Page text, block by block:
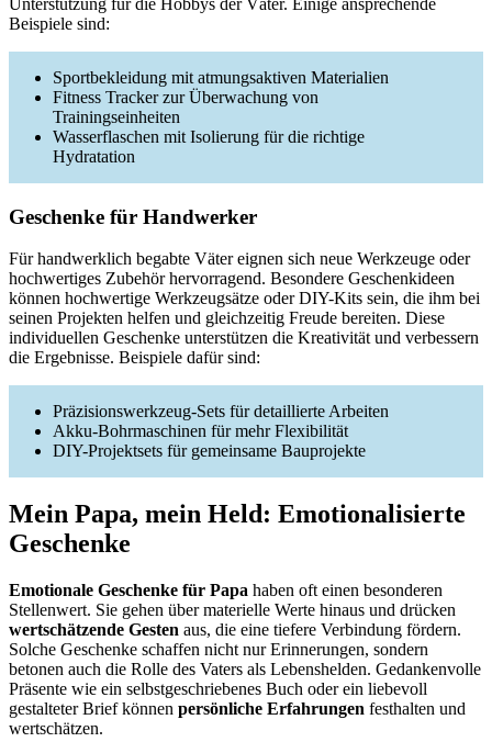
Beispiele sind:
Sportbekleidung mit atmungsaktiven Materialien
Fitness Tracker zur Überwachung von
Trainingseinheiten
Wasserflaschen mit Isolierung für die richtige
Hydratation
Geschenke für Handwerker
Für handwerklich begabte Väter eignen sich neue Werkzeuge oder
hochwertiges Zubehör hervorragend. Besondere Geschenkideen
können hochwertige Werkzeugsätze oder DIY-Kits sein, die ihm bei
seinen Projekten helfen und gleichzeitig Freude bereiten. Diese
individuellen Geschenke unterstützen die Kreativität und verbessern
die Ergebnisse. Beispiele dafür sind:
Präzisionswerkzeug-Sets für detaillierte Arbeiten
Akku-Bohrmaschinen für mehr Flexibilität
DIY-Projektsets für gemeinsame Bauprojekte
Mein Papa, mein Held: Emotionalisierte
Geschenke
Emotionale Geschenke für Papa haben oft einen besonderen
Stellenwert. Sie gehen über materielle Werte hinaus und drücken
wertschätzende Gesten aus, die eine tiefere Verbindung fördern.
Solche Geschenke schaffen nicht nur Erinnerungen, sondern
betonen auch die Rolle des Vaters als Lebenshelden. Gedankenvolle
Präsente wie ein selbstgeschriebenes Buch oder ein liebevoll
gestalteter Brief können persönliche Erfahrungen festhalten und
wertschätzen.